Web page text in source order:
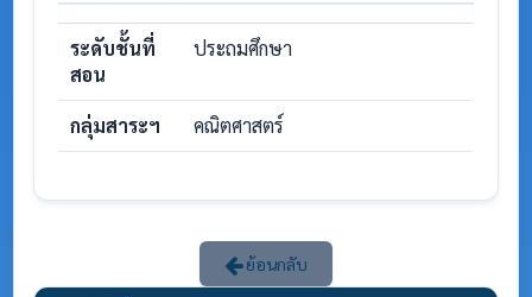
ระดับชั้นที่
สอน
ประถมศึกษา
กลุ่มสาระฯ คณิตศาสตร์
ย้อนกลับ